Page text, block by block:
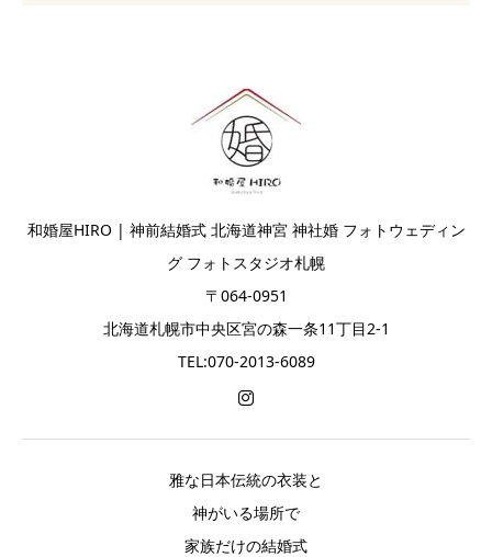
和婚屋HIRO | 神前結婚式 北海道神宮 神社婚 フォトウェディン
グ フォトスタジオ札幌
〒064-0951
北海道札幌市中央区宮の森一条11丁目2-1
TEL:070-2013-6089
雅な日本伝統の衣装と
神がいる場所で
家族だけの結婚式